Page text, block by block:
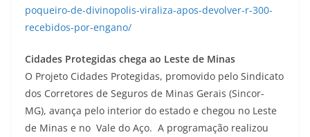
poqueiro-de-divinopolis-viraliza-apos-devolver-r-300-
recebidos-por-engano/
Cidades Protegidas chega ao Leste de Minas
O Projeto Cidades Protegidas, promovido pelo Sindicato
dos Corretores de Seguros de Minas Gerais (Sincor-
MG), avança pelo interior do estado e chegou no Leste
de Minas e no Vale do Aço. A programação realizou